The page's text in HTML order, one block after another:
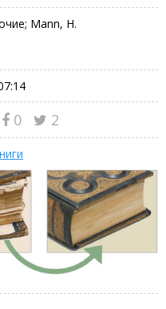
Mann, H.
0 2